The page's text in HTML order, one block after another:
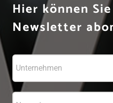
Hier können
Newsletter